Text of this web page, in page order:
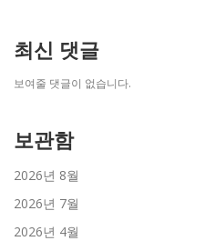
최신 댓글
보여줄 댓글이 없습니다.
보관함
2026년 8월
2026년 7월
2026년 4월